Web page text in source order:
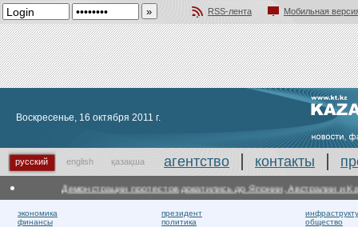
RSS-лента
Мобильная
Воскресенье, 16 октября 2011 г.
русский english қазақша агентство контакты
Демонстрации протестов докатились до Японии, Австралии и
экономика
финансы
президент
политика
общество